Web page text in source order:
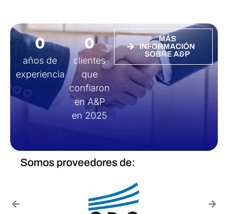
años de
experiencia
0
clientes
que
confiaron
en A&P
en 2025
0
MÁS
INFORMACIÓN
SOBRE A&P
Somos proveedores de: